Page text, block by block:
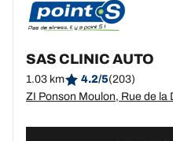
SAS CLINIC AUTO
1.03 km 4.2/5(203)
ZI Ponson Moulon, Rue de